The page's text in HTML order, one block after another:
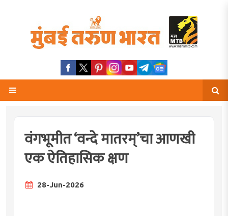
वंगभूमीत ‘वन्दे मातरम्’चा आणखी
एक ऐतिहासिक क्षण
28-Jun-2026